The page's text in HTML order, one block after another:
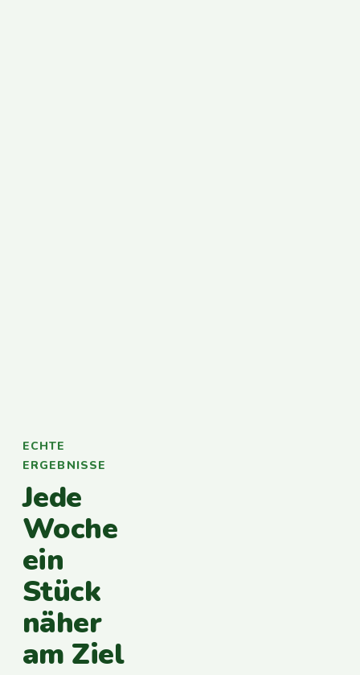
ECHTE
ERGEBNISSE
Jede
Woche
ein
Stück
näher
am Ziel